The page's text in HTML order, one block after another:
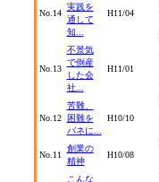
No.14
実践を
通して
知...
H11/04
No.13
不景気
で倒産
した会
社...
H11/01
No.12
苦難、
困難を
バネに...
H10/10
No.11
創業の
精神
H10/08
こんな